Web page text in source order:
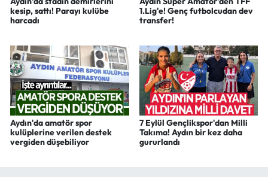
kesip, sattı! Parayı kulübe
harcadı
1.Lig'e! Genç futbolcudan dev
transfer!
Aydın'da amatör spor
kulüplerine verilen destek
vergiden düşebiliyor
7 Eylül Gençlikspor'dan Milli
Takıma! Aydın bir kez daha
gururlandı